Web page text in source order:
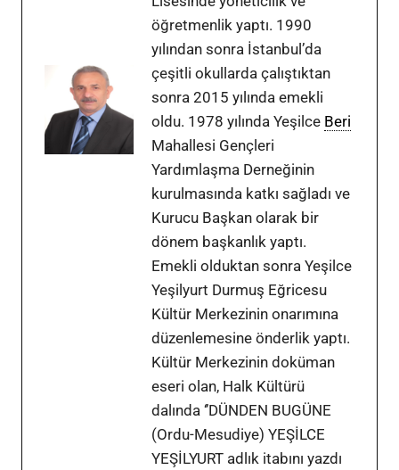
öğretmenlik yaptı. 1990
yılından sonra İstanbul’da
çeşitli okullarda çalıştıktan
sonra 2015 yılında emekli
oldu. 1978 yılında Yeşilce Beri
Mahallesi Gençleri
Yardımlaşma Derneğinin
kurulmasında katkı sağladı ve
Kurucu Başkan olarak bir
dönem başkanlık yaptı.
Emekli olduktan sonra Yeşilce
Yeşilyurt Durmuş Eğricesu
Kültür Merkezinin onarımına
düzenlemesine önderlik yaptı.
Kültür Merkezinin doküman
eseri olan, Halk Kültürü
dalında ‘’DÜNDEN BUGÜNE
(Ordu-Mesudiye) YEŞİLCE
YEŞİLYURT adlık itabını yazdı